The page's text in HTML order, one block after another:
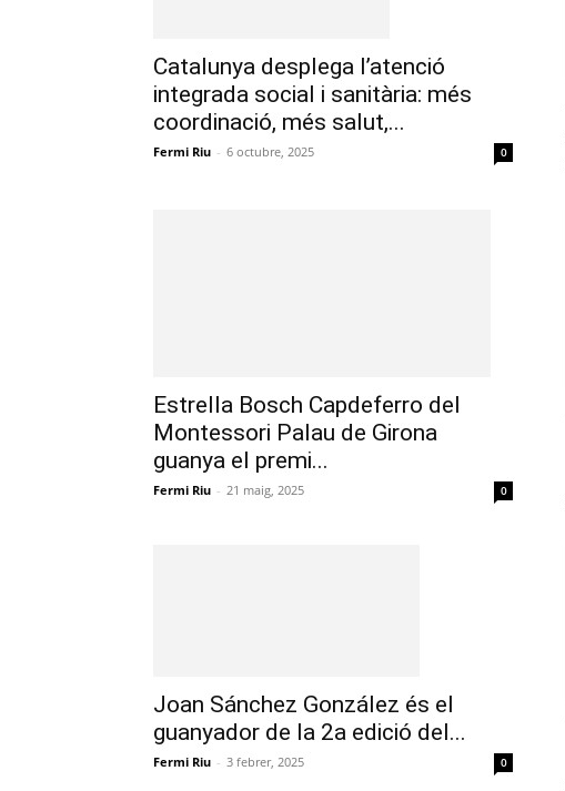
Catalunya desplega l’atenció
integrada social i sanitària: més
coordinació, més salut,...
Fermi Riu - 6 octubre, 2025 0
Estrella Bosch Capdeferro del
Montessori Palau de Girona
guanya el premi...
Fermi Riu - 21 maig, 2025 0
Joan Sánchez González és el
guanyador de la 2a edició del...
Fermi Riu - 3 febrer, 2025 0